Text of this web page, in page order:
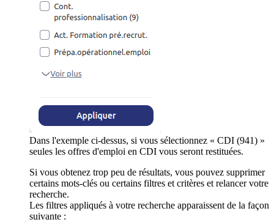
Dans l'exemple ci-dessus, si vous sélectionnez « CDI (941) »
seules les offres d'emploi en CDI vous seront restituées.
Si vous obtenez trop peu de résultats, vous pouvez supprimer
certains mots-clés ou certains filtres et critères et relancer votre
recherche.
Les filtres appliqués à votre recherche apparaissent de la façon
suivante :